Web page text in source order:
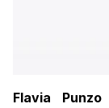
Flavia Punzo